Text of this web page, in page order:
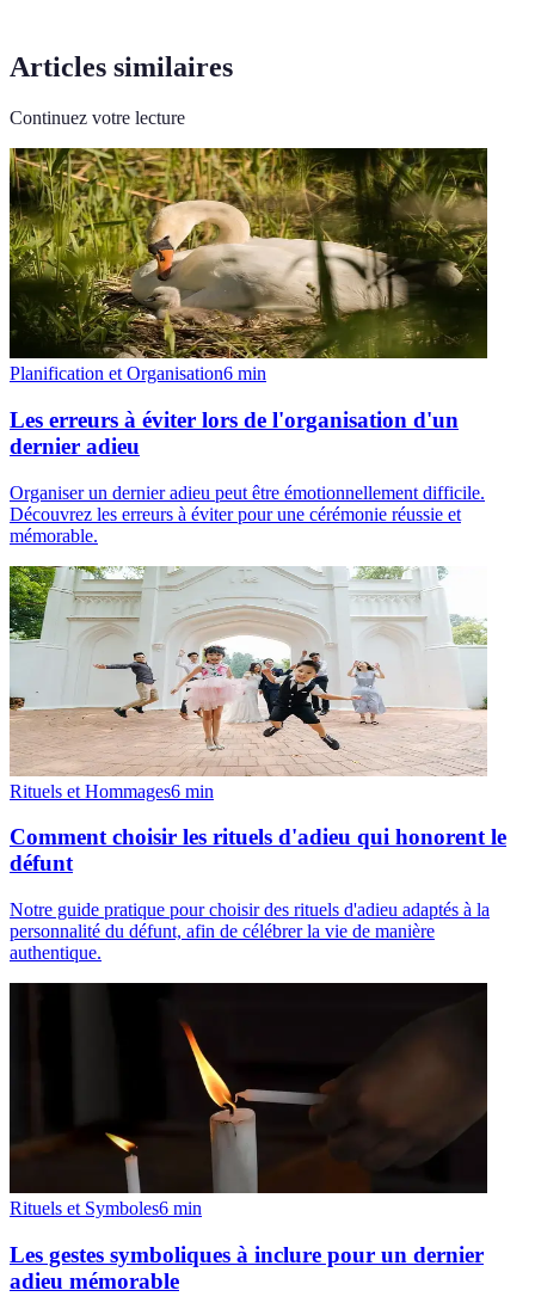
Articles similaires
Continuez votre lecture
Planification et Organisation6 min
Les erreurs à éviter lors de l'organisation d'un
dernier adieu
Organiser un dernier adieu peut être émotionnellement difficile.
Découvrez les erreurs à éviter pour une cérémonie réussie et
mémorable.
Rituels et Hommages6 min
Comment choisir les rituels d'adieu qui honorent le
défunt
Notre guide pratique pour choisir des rituels d'adieu adaptés à la
personnalité du défunt, afin de célébrer la vie de manière
authentique.
Rituels et Symboles6 min
Les gestes symboliques à inclure pour un dernier
adieu mémorable